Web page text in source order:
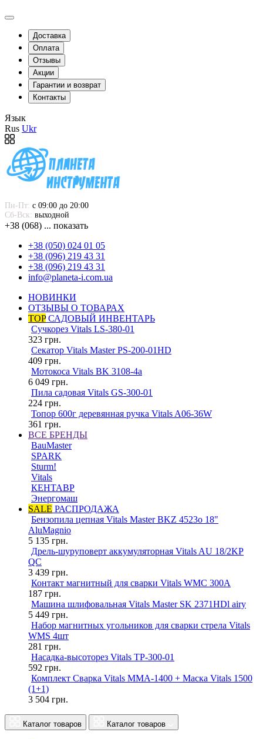
Доставка
Оплата
Отзывы
Акции
Гарантии и возврат
Контакты
Язык
Rus Ukr
Пн-Пт: с 09:00 до 20:00
Сб-Вск: выходной
+38 (068) ... показать
+38 (050) 024 01 05
+38 (096) 219 43 31
+38 (096) 219 43 31
info@planeta-i.com.ua
НОВИНКИ
ОТЗЫВЫ О ТОВАРАХ
TOPСАДОВЫЙ ИНВЕНТАРЬ
Сучкорез Vitals LS-380-01
323 грн.
Секатор Vitals Master PS-200-01HD
409 грн.
Мотокоса Vitals BK 3108-4a
6 049 грн.
Пила садовая Vitals GS-300-01
224 грн.
Топор 600г деревянная ручка Vitals A06-36W
361 грн.
ВСЕ БРЕНДЫ
BauMaster
SPARK
Sturm!
Vitals
КЕНТАВР
Энергомаш
SALE РАСПРОДАЖА
Бензопила цепная Vitals Master BKZ 4523o 18"
AluMagnio
5 135 грн.
Дрель-шуруповерт аккумуляторная Vitals AU 18/2KP
QC
3 439 грн.
Контакт магнитный для сварки Vitals WMC 300A
187 грн.
Машина шлифовальная Vitals Master SK 2371HDl airy
5 449 грн.
Набор магнитных угольников для сварки стрела Vitals
WMS 4шт
281 грн.
Насадка-высоторез Vitals TP-300-01
592 грн.
Комплект Сварка Vitals MMA-1400 + Маска Vitals 1500
(1+1)
3 504 грн.
Каталог товаров Каталог товаров